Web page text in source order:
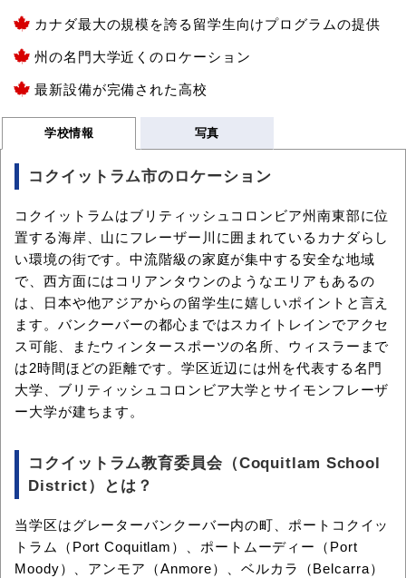
カナダ最大の規模を誇る留学生向けプログラムの提供
州の名門大学近くのロケーション
最新設備が完備された高校
学校情報 写真
コクイットラム市のロケーション
コクイットラムはブリティッシュコロンビア州南東部に位
置する海岸、山にフレーザー川に囲まれているカナダらし
い環境の街です。中流階級の家庭が集中する安全な地域
で、西方面にはコリアンタウンのようなエリアもあるの
は、日本や他アジアからの留学生に嬉しいポイントと言え
ます。バンクーバーの都心まではスカイトレインでアクセ
ス可能、またウィンタースポーツの名所、ウィスラーまで
は2時間ほどの距離です。学区近辺には州を代表する名門
大学、ブリティッシュコロンビア大学とサイモンフレーザ
ー大学が建ちます。
コクイットラム教育委員会（Coquitlam School
District）とは？
当学区はグレーターバンクーバー内の町、ポートコクイッ
トラム（Port Coquitlam）、ポートムーディー（Port
Moody）、アンモア（Anmore）、ベルカラ（Belcarra）